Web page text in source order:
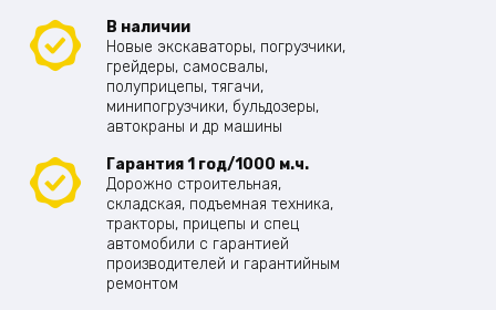
В наличии
Новые экскаваторы, погрузчики,
грейдеры, самосвалы,
полуприцепы, тягачи,
минипогрузчики, бульдозеры,
автокраны и др машины
Гарантия 1 год/1000 м.ч.
Дорожно строительная,
складская, подъемная техника,
тракторы, прицепы и спец
автомобили с гарантией
производителей и гарантийным
ремонтом